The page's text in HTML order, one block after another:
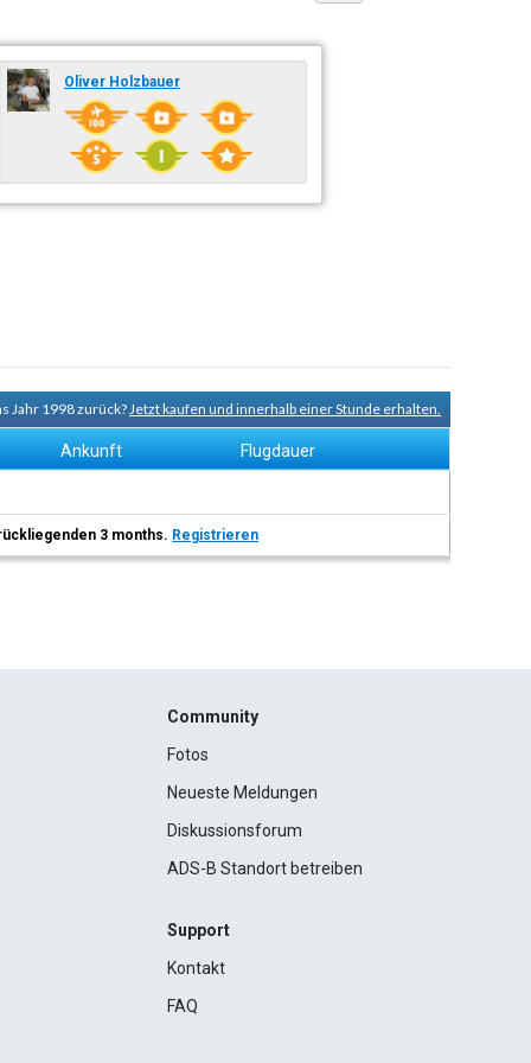
Oliver Holzbauer
Jahr 1998 zurück?Jetzt kaufen und innerhalb einer Stunde erhalten.
Ankunft Flugdauer
3 months. Registrieren
Community
Fotos
Neueste Meldungen
Diskussionsforum
ADS-B Standort betreiben
Support
Kontakt
FAQ